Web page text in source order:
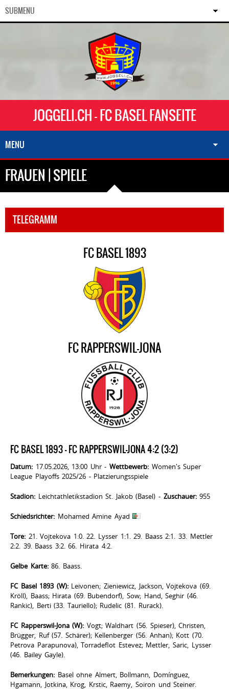
SUBMENU
JOGGELI.CH - FC BASEL FANSEITE
MENU
FRAUEN | SPIELE
TELEGRAMM
FC BASEL 1893
FC RAPPERSWIL-JONA
FC BASEL 1893 - FC RAPPERSWIL-JONA 4:2 (3:2)
Datum: 17.05.2026, 13:00 Uhr - Wettbewerb: Women's Super
League Playoffs 2025/26 - Platzierungsspiele
Stadion: Leichtathletikstadion St. Jakob (Basel) - Zuschauer:955
Schiedsrichter: Mohamed Amine Ayad
Tore: 21. Vojtekova 1:0. 22. Lysser 1:1. 29. Baass 2:1. 33. Mettler
2:2. 39. Baass 3:2. 66. Hirata 4:2.
Gelbe Karte:86. Baass.
FC Basel 1893 (W):Leivonen; Zieniewicz, Jackson, Vojtekova (69.
Kröll), Baass; Hirata (69. Bubendorf), Sow; Hand, Seghir (46.
Rankic), Berti (33. Tauriello); Rudelic (81. Rurack).
FC Rapperswil-Jona (W): Vogt; Waldhart (56. Spieser), Christen,
Brügger, Ruf (57. Schärer); Kellenberger (56. Anhan); Kott (70.
Petrova Parapunova), Torradeflot Estevez; Mettler, Saric, Lysser
(46. Bailey Gayle).
Bemerkungen: Basel ohne Almert, Bollmann, Domínguez,
Hgamann, Jotkina, Krog, Krstic, Raemy, Soiron und Steiner.